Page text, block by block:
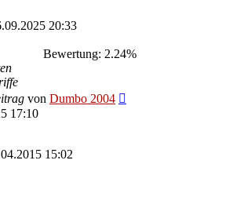
20:33
Bewertung: 2.24%
von Dumbo 2004
17:10
15:02